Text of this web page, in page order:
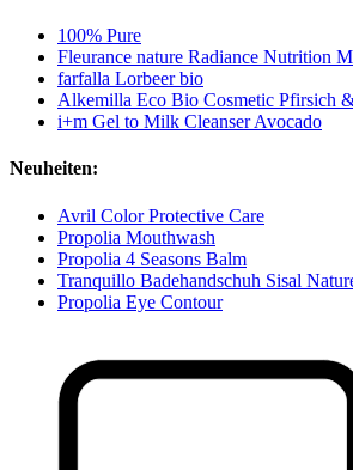
100% Pure
Fleurance nature Radiance Nutrition
farfalla Lorbeer bio
Alkemilla Eco Bio Cosmetic Pfirsich
i+m Gel to Milk Cleanser Avocado
Neuheiten:
Avril Color Protective Care
Propolia Mouthwash
Propolia 4 Seasons Balm
Tranquillo Badehandschuh Sisal
Propolia Eye Contour